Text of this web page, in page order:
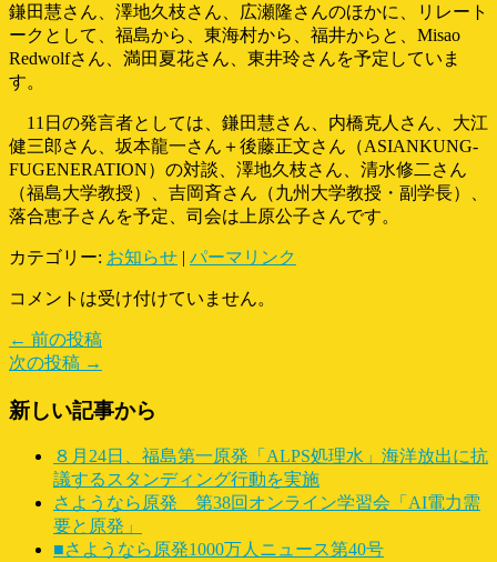
鎌田慧さん、澤地久枝さん、広瀬隆さんのほかに、リレート
ークとして、福島から、東海村から、福井からと、Misao
Redwolfさん、満田夏花さん、東井玲さんを予定していま
す。
11日の発言者としては、鎌田慧さん、内橋克人さん、大江
健三郎さん、坂本龍一さん＋後藤正文さん（ASIANKUNG-
FUGENERATION）の対談、澤地久枝さん、清水修二さん
（福島大学教授）、吉岡斉さん（九州大学教授・副学長）、
落合恵子さんを予定、司会は上原公子さんです。
カテゴリー: お知らせ | パーマリンク
コメントは受け付けていません。
← 前の投稿
次の投稿 →
新しい記事から
８月24日、福島第一原発「ALPS処理水」海洋放出に抗
議するスタンディング行動を実施
さようなら原発 第38回オンライン学習会「AI電力需
要と原発」
■さようなら原発1000万人ニュース第40号